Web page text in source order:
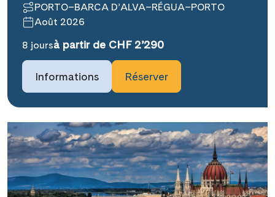
PORTO–BARCA D’ALVA–RÉGUA–PORTO
Août 2026
8 joursà partir de CHF 2’290
Informations Réserver